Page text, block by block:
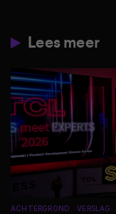
Lees meer
ACHTERGROND VERSLAG